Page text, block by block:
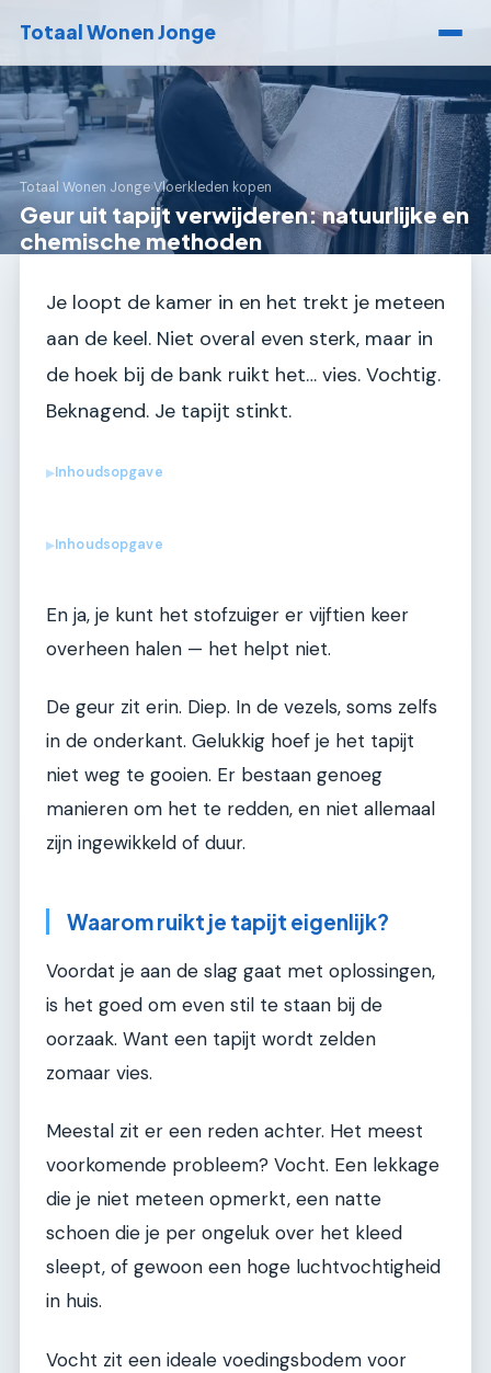
Totaal Wonen Jonge
Totaal Wonen Jonge›Vloerkleden kopen
Geur uit tapijt verwijderen: natuurlijke en
chemische methoden
Je loopt de kamer in en het trekt je meteen
aan de keel. Niet overal even sterk, maar in
de hoek bij de bank ruikt het… vies. Vochtig.
Beknagend. Je tapijt stinkt.
▶Inhoudsopgave
▶Inhoudsopgave
En ja, je kunt het stofzuiger er vijftien keer
overheen halen — het helpt niet.
De geur zit erin. Diep. In de vezels, soms zelfs
in de onderkant. Gelukkig hoef je het tapijt
niet weg te gooien. Er bestaan genoeg
manieren om het te redden, en niet allemaal
zijn ingewikkeld of duur.
Waarom ruikt je tapijt eigenlijk?
Voordat je aan de slag gaat met oplossingen,
is het goed om even stil te staan bij de
oorzaak. Want een tapijt wordt zelden
zomaar vies.
Meestal zit er een reden achter. Het meest
voorkomende probleem? Vocht. Een lekkage
die je niet meteen opmerkt, een natte
schoen die je per ongeluk over het kleed
sleept, of gewoon een hoge luchtvochtigheid
in huis.
Vocht zit een ideale voedingsbodem voor